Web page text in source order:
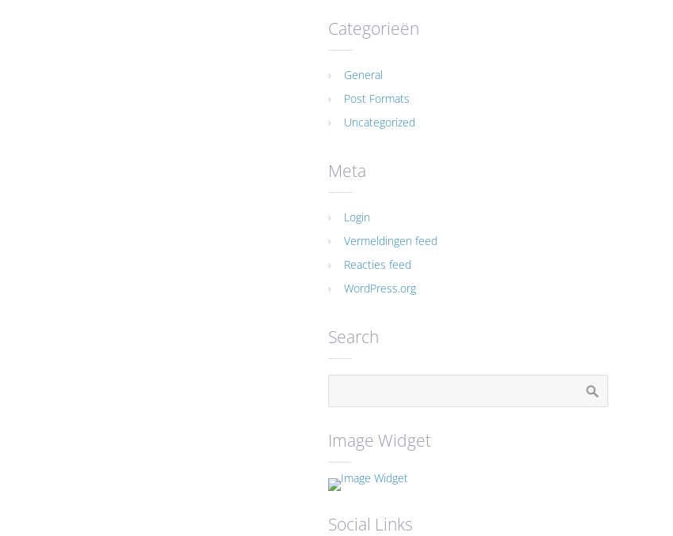
Categorieën
General
Post Formats
Uncategorized
Meta
Login
Vermeldingen feed
Reacties feed
WordPress.org
Search
Image Widget
Social Links